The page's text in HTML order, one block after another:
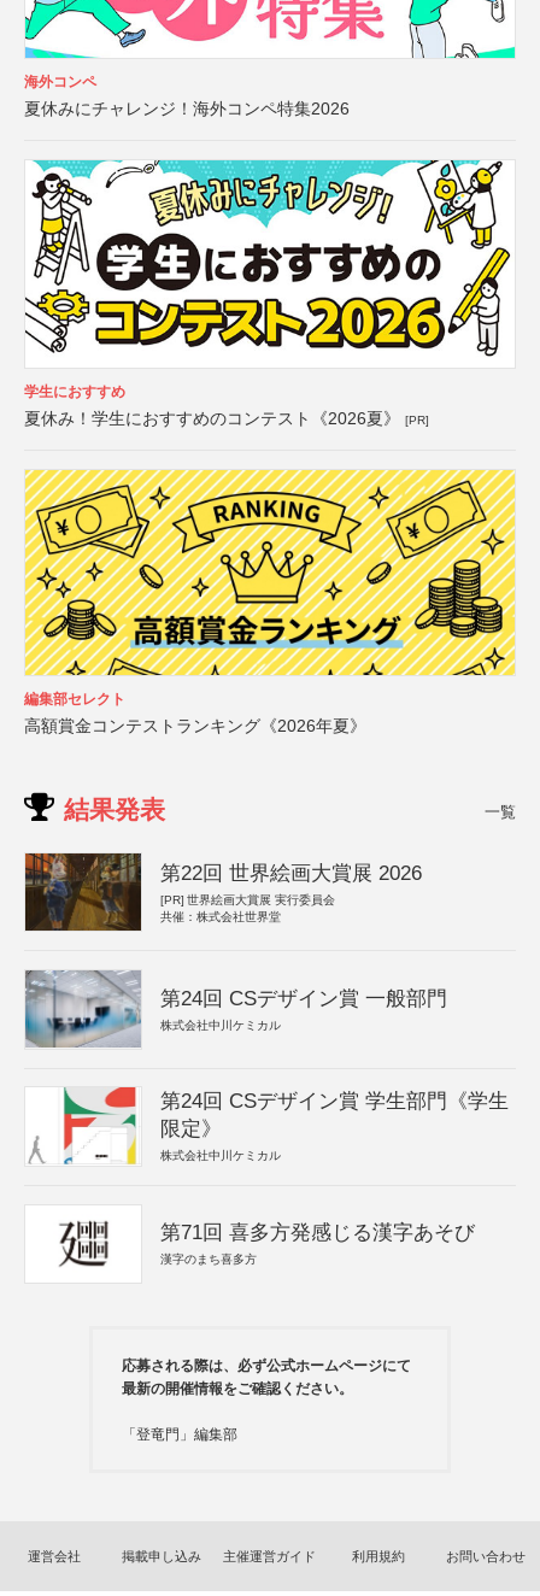
海外コンペ
夏休みにチャレンジ！海外コンペ特集2026
学生におすすめ
夏休み！学生におすすめのコンテスト《2026夏》 [PR]
編集部セレクト
高額賞金コンテストランキング《2026年夏》
結果発表 一覧
第22回 世界絵画大賞展 2026
[PR] 世界絵画大賞展 実行委員会
共催：株式会社世界堂
第24回 CSデザイン賞 一般部門
株式会社中川ケミカル
第24回 CSデザイン賞 学生部門《学生
限定》
株式会社中川ケミカル
第71回 喜多方発感じる漢字あそび
漢字のまち喜多方
応募される際は、必ず公式ホームページにて
最新の開催情報をご確認ください。
「登竜門」編集部
運営会社 掲載申し込み 主催運営ガイド 利用規約 お問い合わせ